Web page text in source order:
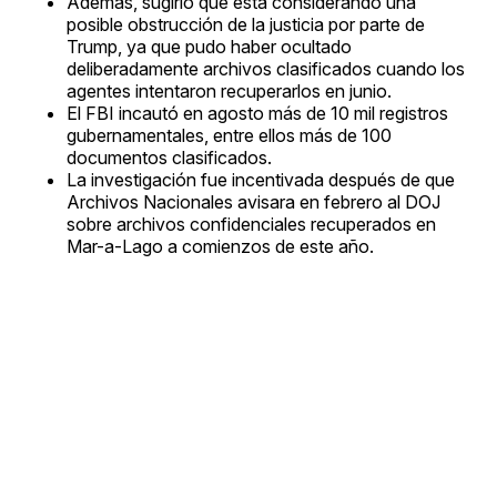
posible obstrucción de la justicia por parte de
Trump, ya que pudo haber ocultado
deliberadamente archivos clasificados cuando los
agentes intentaron recuperarlos en junio.
El FBI incautó en agosto más de 10 mil registros
gubernamentales, entre ellos más de 100
documentos clasificados.
La investigación fue incentivada después de que
Archivos Nacionales avisara en febrero al DOJ
sobre archivos confidenciales recuperados en
Mar-a-Lago a comienzos de este año.